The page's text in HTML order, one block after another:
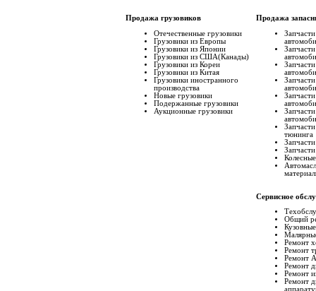
Продажа грузовиков
Отечественные грузовики
Грузовики из Европы
Грузовики из Японии
Грузовики из США(Канады)
Грузовики из Кореи
Грузовики из Китая
Грузовики иностранного
производства
Новые грузовики
Подержанные грузовики
Аукционные грузовики
Продажа
тюнинга
Сервисное
Общий
Ремонт
Ремонт
Ремонт
Ремонт
Ремонт
Ремонт